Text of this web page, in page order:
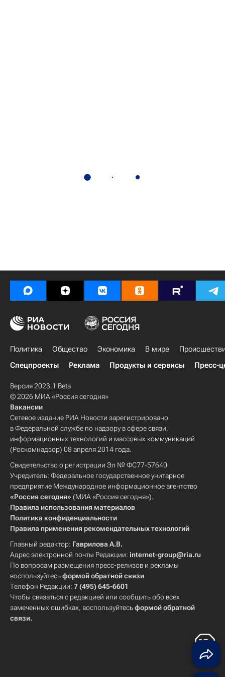
Политика Общество Экономика В мире
Спецпроекты
Реклама Продукты и сервисы Пресс-
Версия 2023.1 Beta
© 2026 МИА «Россия сегодня»
Вакансии
Сетевое издание РИА Новости зарегистрировано
в Федеральной службе по надзору в сфере связи,
информационных технологий и массовых коммуникаций
(Роскомнадзор) 08 апреля 2014 года.
Свидетельство о регистрации Эл № ФС77-57640
Учредитель: Федеральное государственное унитарное
предприятие Международное информационное агентство
«Россия сегодня» (МИА «Россия сегодня»).
Правила использования материалов
Политика конфиденциальности
Правила применения рекомендательных технологий
Главный редактор: Гаврилова А.В.
Адрес электронной почты Редакции: internet-group@ria.ru
По вопросам размещения пресс-релизов и рекламы
воспользуйтесьформой обратной связи
Телефон Редакции: 7 (495) 645-6601
Чтобы связаться с редакцией или сообщить обо всех
замеченных ошибках, воспользуйтесьформой обратной
связи.